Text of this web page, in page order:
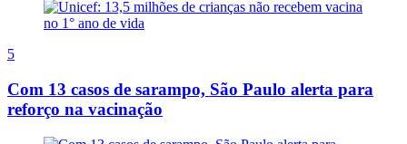
5
Com 13 casos de sarampo, São Paulo alerta para
reforço na vacinação